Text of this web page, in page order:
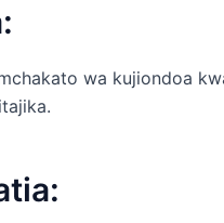
wa kujiondoa